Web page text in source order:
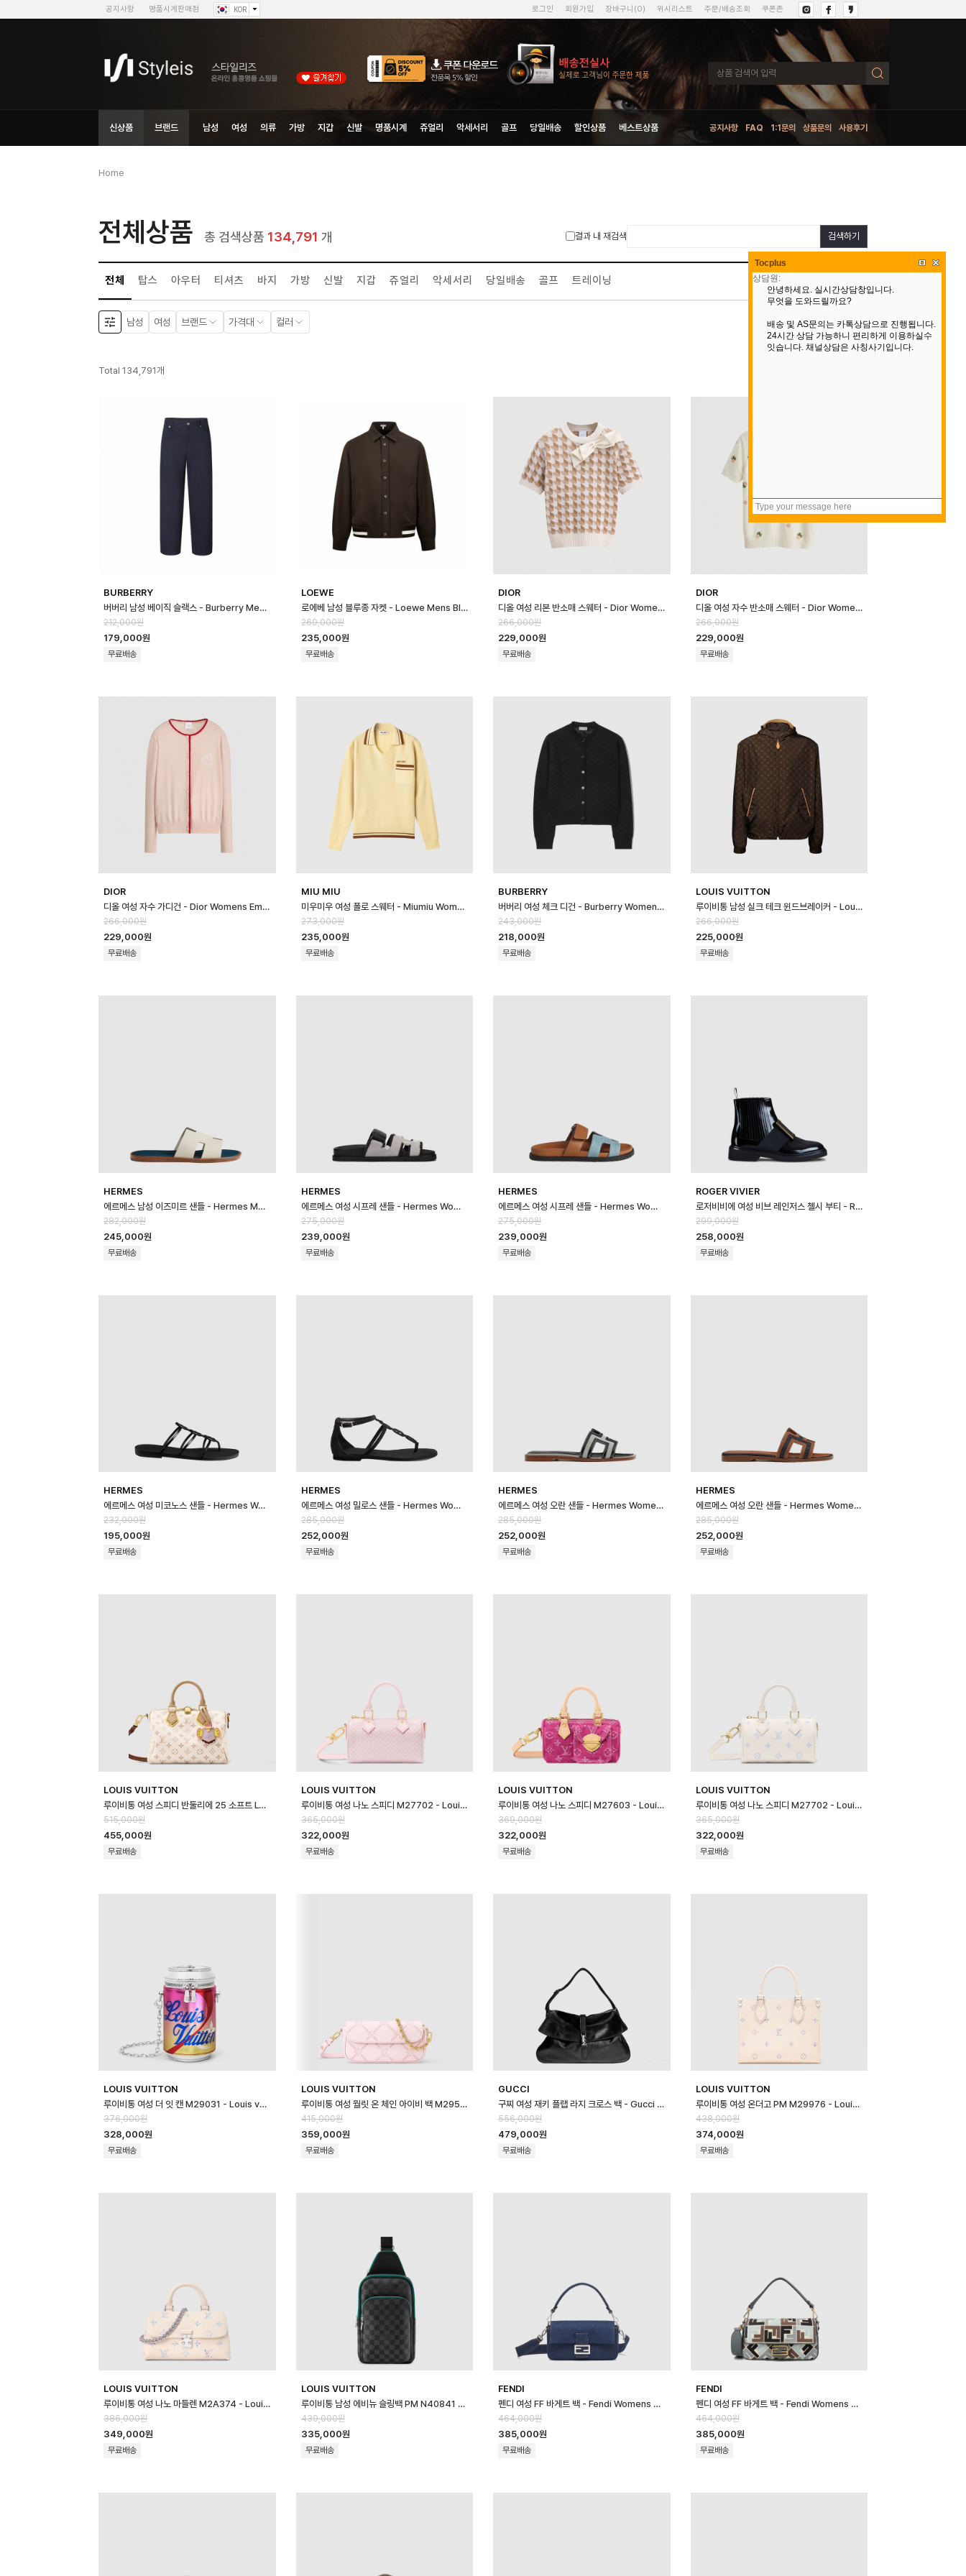
공지사항 명품시계판매점 KOR 로그인 회원가입 장바구니(0) 위시리스트 주문/배송조회 쿠폰존
신상품 브랜드 남성 여성 의류 가방 지갑 신발 명품시계 쥬얼리 악세서리 골프 당일배송 할인상품 베스트상품 공지사항 FAQ 1:1문의 상품문의 사용후기
Home
전체상품 총 검색상품 134,791 개 결과 내 재검색 검색하기
전체 탑스 아우터 티셔츠 바지 가방 신발 지갑 쥬얼리 악세서리 당일배송 골프 트레이닝
남성 여성 브랜드 가격대 컬러
Total 134,791개
BURBERRY
버버리 남성 베이직 슬랙스 - Burberry Mens Basic Slacks - buc1…
212,000원
179,000원
무료배송
LOEWE
로에베 남성 블루종 자켓 - Loewe Mens Blouson Jacket - loc166…
269,000원
235,000원
무료배송
DIOR
디올 여성 리본 반소매 스웨터 - Dior Womens Ribbon Sweater - di…
266,000원
229,000원
무료배송
DIOR
디올 여성 자수 반소매 스웨터 - Dior Womens Embroidered Sweater…
266,000원
229,000원
무료배송
DIOR
디올 여성 자수 가디건 - Dior Womens Embroidered Cardigan - …
266,000원
229,000원
무료배송
MIU MIU
미우미우 여성 폴로 스웨터 - Miumiu Womens Polo Sweater - mic1…
273,000원
235,000원
무료배송
BURBERRY
버버리 여성 체크 디건 - Burberry Womens Checked Cardigan - …
243,000원
218,000원
무료배송
LOUIS VUITTON
루이비통 남성 실크 테크 윈드브레이커 - Louis vuitton Mens Silk Tec…
266,000원
225,000원
무료배송
HERMES
에르메스 남성 이즈미르 샌들 - Hermes Mens Lzmir Sandal - hes14…
282,000원
245,000원
무료배송
HERMES
에르메스 여성 시프레 샌들 - Hermes Womens Chypre Sandal - hes…
275,000원
239,000원
무료배송
HERMES
에르메스 여성 시프레 샌들 - Hermes Womens Chypre Sandal - hes…
275,000원
239,000원
무료배송
ROGER VIVIER
로저비비에 여성 비브 레인저스 첼시 부티 - Roger Vivier Womens Viv R…
299,000원
258,000원
무료배송
HERMES
에르메스 여성 미코노스 샌들 - Hermes Womens Mykono Sandal - he…
232,000원
195,000원
무료배송
HERMES
에르메스 여성 밀로스 샌들 - Hermes Womens Milos Sandal - hes1…
285,000원
252,000원
무료배송
HERMES
에르메스 여성 오란 샌들 - Hermes Womens Oran Sandal - hes146…
285,000원
252,000원
무료배송
HERMES
에르메스 여성 오란 샌들 - Hermes Womens Oran Sandal - hes146…
285,000원
252,000원
무료배송
LOUIS VUITTON
루이비통 여성 스피디 반둘리에 25 소프트 LV 크래프티 M2A038 - Louis vui…
515,000원
455,000원
무료배송
LOUIS VUITTON
루이비통 여성 나노 스피디 M27702 - Louis vuitton Womens Nano …
365,000원
322,000원
무료배송
LOUIS VUITTON
루이비통 여성 나노 스피디 M27603 - Louis vuitton Womens Nano …
369,000원
322,000원
무료배송
LOUIS VUITTON
루이비통 여성 나노 스피디 M27702 - Louis vuitton Womens Nano …
365,000원
322,000원
무료배송
LOUIS VUITTON
루이비통 여성 더 잇 캔 M29031 - Louis vuitton Womens The It…
376,000원
328,000원
무료배송
LOUIS VUITTON
루이비통 여성 월릿 온 체인 아이비 백 M29502 - Louis vuitton Women…
415,000원
359,000원
무료배송
GUCCI
구찌 여성 재키 플랩 라지 크로스 백 - Gucci Womens Jackie Flap La…
556,000원
479,000원
무료배송
LOUIS VUITTON
루이비통 여성 온더고 PM M29976 - Louis vuitton Womens On th…
438,000원
374,000원
무료배송
LOUIS VUITTON
루이비통 여성 나노 마들렌 M2A374 - Louis vuitton Womens Nano …
386,000원
349,000원
무료배송
LOUIS VUITTON
루이비통 남성 에비뉴 슬링백 PM N40841 - Louis vuitton Mens Ave…
439,000원
335,000원
무료배송
FENDI
펜디 여성 FF 바게트 백 - Fendi Womens FF Baguette Bag - fe…
464,000원
385,000원
무료배송
FENDI
펜디 여성 FF 바게트 백 - Fendi Womens FF Baguette Bag - fe…
464,000원
385,000원
무료배송
Tocplus